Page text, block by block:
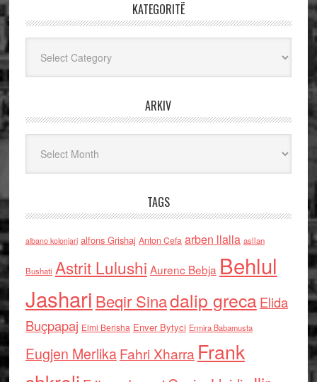
KATEGORITË
ARKIV
TAGS
albano kolonjari alfons Grishaj Anton Cefa arben llalla asllan
Bushati Astrit Lulushi Aurenc Bebja Behlul
Jashari Beqir Sinadalip grecaElida
Buçpapaj Elmi Berisha Enver Bytyci Ermira Babamusta
Eugjen MerlikaFahri Xharra Frank